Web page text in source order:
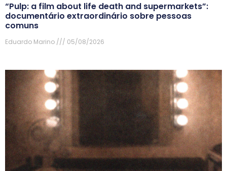
“Pulp: a film about life death and supermarkets”:
documentário extraordinário sobre pessoas
comuns
Eduardo Marino 05/08/2026